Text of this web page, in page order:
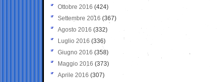
Ottobre 2016 (424)
Settembre 2016 (367)
Agosto 2016 (332)
Luglio 2016 (336)
Giugno 2016 (358)
Maggio 2016 (373)
Aprile 2016 (307)